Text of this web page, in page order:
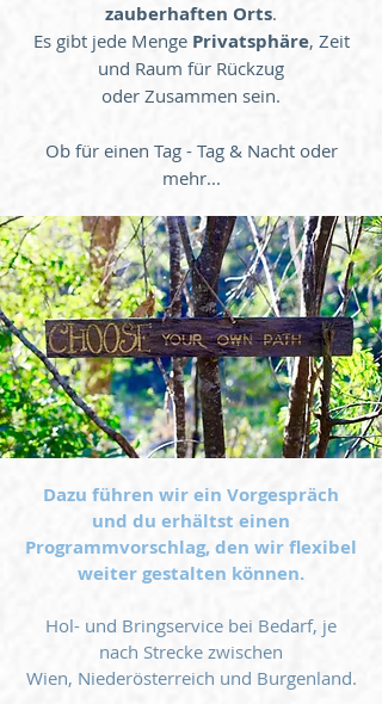
zauberhaften Orts.
Es gibt jede Menge Privatsphäre, Zeit
und Raum für Rückzug
oder Zusammen sein.
Ob für einen Tag - Tag & Nacht oder
mehr...
Dazu führen wir ein Vorgespräch
und du erhältst einen
Programmvorschlag, den wir flexibel
weiter gestalten können.
Hol- und Bringservice bei Bedarf, je
nach Strecke zwischen
Wien, Niederösterreich und Burgenland.